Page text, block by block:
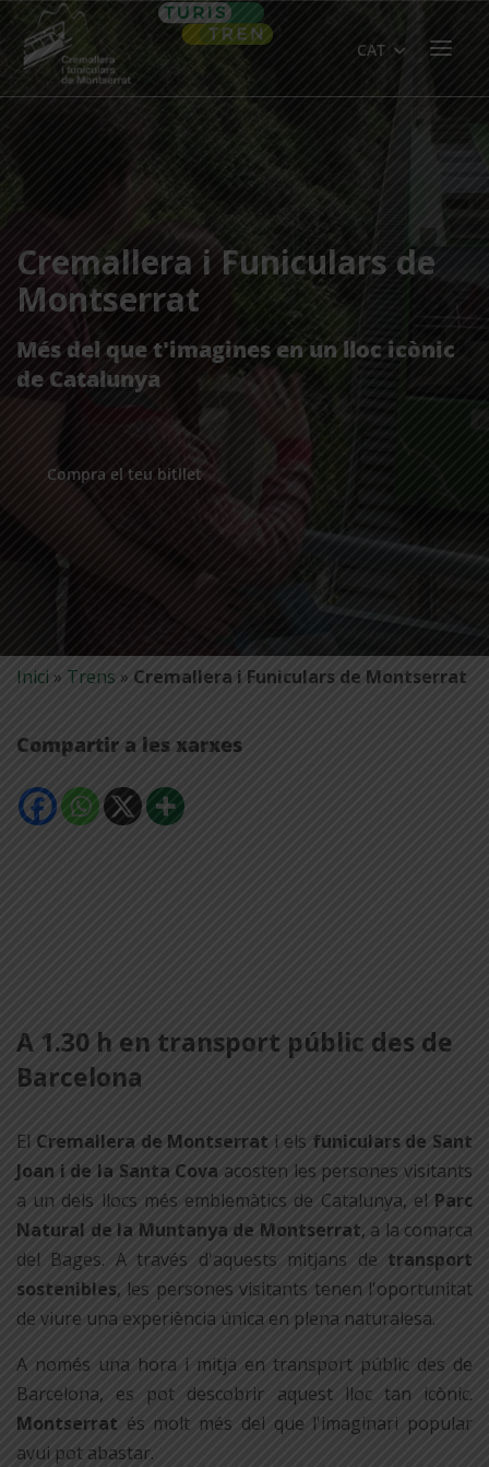
Skip
content
Home
Menu
CAT
Cremallera i Funiculars de
Montserrat
Més del que t'imagines en un lloc icònic
de Catalunya
Compra el teu bitllet
Inici » Trens » Cremallera i Funiculars de Montserrat
Compartir a les xarxes
Comparteix
Comparteix
Comparteix
Mostra
compartir
A 1.30 h en transport públic des de
Barcelona
El Cremallera de Montserrat i els funiculars de Sant
Joan i de la Santa Cova acosten les persones visitants
a un dels llocs més emblemàtics de Catalunya, el Parc
Natural de la Muntanya de Montserrat, a la comarca
del Bages. A través d'aquests mitjans de transport
sostenibles, les persones visitants tenen l'oportunitat
de viure una experiència única en plena naturalesa.
A només una hora i mitja en transport públic des de
Barcelona, es pot descobrir aquest lloc tan icònic.
Montserrat és molt més del que l'imaginari popular
avui pot abastar.